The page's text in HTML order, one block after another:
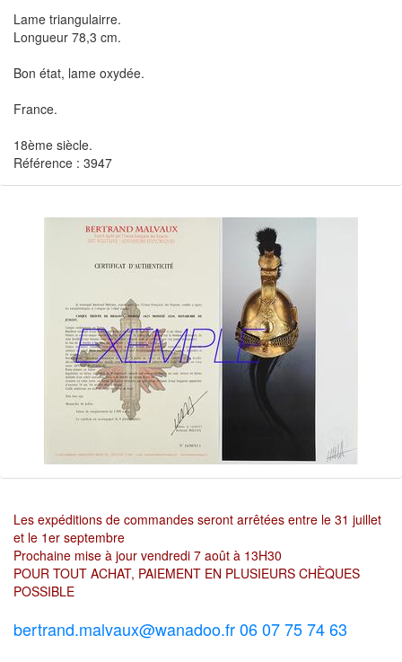
Lame triangulairre.
Longueur 78,3 cm.
Bon état, lame oxydée.
France.
18ème siècle.
Référence : 3947
Les expéditions de commandes seront arrêtées entre le 31 juillet
et le 1er septembre
Prochaine mise à jour vendredi 7 août à 13H30
POUR TOUT ACHAT, PAIEMENT EN PLUSIEURS CHÈQUES
POSSIBLE
bertrand.malvaux@wanadoo.fr 06 07 75 74 63